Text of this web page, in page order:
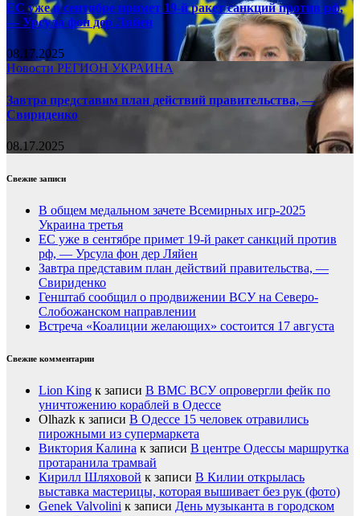
ЕС уже в сентябре примет 19-й ракет санкций против рф,
— Урсула фон дер Ляйен
08.17.2025
Новости РЕГИОН УКРАИНА
Завтра представим план действий правительства, —
Свириденко
08.17.2025
Свежие записи
В общем медальном зачете Всемирных игр-2025
Украина третья
ЕС уже в сентябре примет 19-й ракет санкций против
рф, — Урсула фон дер Ляйен
Завтра представим план действий правительства, —
Свириденко
Генштаб сообщил о продвижении ВСУ на Северо-
Слобожанском направлении
Встреча «Коалиции желающих» состоится 17 августа
Свежие комментарии
Lion King к записи В ВМС ВСУ опровергли фейк по
уничтожению кораблей в Одессе
Olhazk к записи В Одессе 15 человек отравились
пирожными из супермаркета
Виктория Калина к записи В центре Одессы маршрутка
протаранила трамвай
Кирилл Шляховой к записи В Килии открылась
выставка мастерицы, которая вышивает без рук (фото)
Genek Valvolini к записи День музыканта в городском